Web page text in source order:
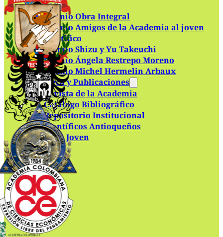
Premios
Premio Obra Integral
Premio Amigos de la Academia al joven
científico
Premio Shizu y Yu Takeuchi
Premio Ángela Restrepo Moreno
Premio Michel Hermelin Arbaux
Biblioteca y Publicaciones
Revista de la Academia
Catálogo Bibliográfico
Repositorio Institucional
Científicos Antioqueños
Academia Joven
Contacto